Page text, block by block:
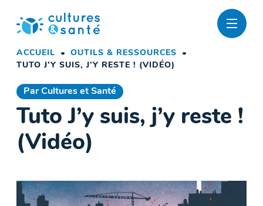
contenu
ACCUEIL
OUTILS & RESSOURCES
TUTO J’Y SUIS, J’Y RESTE ! (VIDÉO)
Par Cultures et Santé
Tuto J’y suis, j’y reste !
(Vidéo)